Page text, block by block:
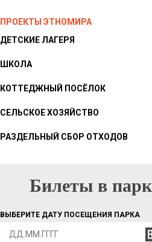
ПРОЕКТЫ ЭТНОМИРА
ДЕТСКИЕ ЛАГЕРЯ
ШКОЛА
КОТТЕДЖНЫЙ ПОСЁЛОК
СЕЛЬСКОЕ ХОЗЯЙСТВО
РАЗДЕЛЬНЫЙ СБОР ОТХОДОВ
БИЛЕТЫ В ПАРК
Билеты в парк
ВЫБЕРИТЕ ДАТУ ПОСЕЩЕНИЯ ПАРКА